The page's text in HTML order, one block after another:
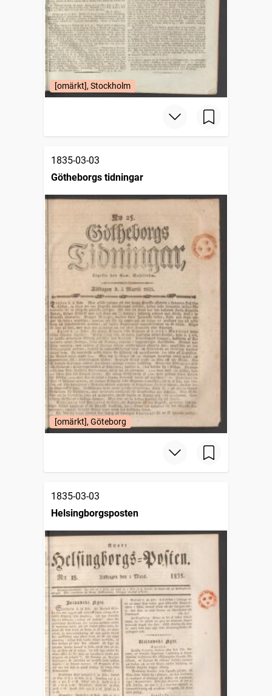
[omärkt], Stockholm
1835-03-03
Götheborgs tidningar
[omärkt], Göteborg
1835-03-03
Helsingborgsposten